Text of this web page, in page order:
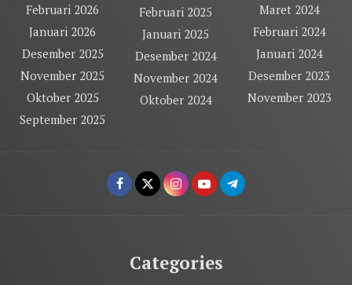
Februari 2026
Januari 2026
Desember 2025
November 2025
Oktober 2025
September 2025
Februari 2025
Januari 2025
Desember 2024
November 2024
Oktober 2024
Maret 2024
Februari 2024
Januari 2024
Desember 2023
November 2023
Categories